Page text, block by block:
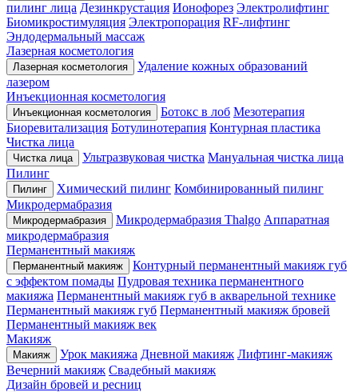
пилинг лица Дезинкрустация Ионофорез Электролифтинг
Биомикростимуляция Электропорация RF-лифтинг
Эндодермальный массаж
Лазерная косметология
Лазерная косметология
Удаление кожных образований
лазером
Инъекционная косметология
Инъекционная косметология Ботокс в лоб Мезотерапия
Биоревитализация Ботулинотерапия Контурная пластика
Чистка лица
Чистка лица Ультразвуковая чистка Мануальная чистка лица
Пилинг
Пилинг Химический пилинг Комбинированный пилинг
Микродермабразия
Микродермабразия Микродермабразия Thalgo Аппаратная
микродермабразия
Перманентный макияж
Перманентный макияж
Контурный перманентный макияж губ
с эффектом помады Пудровая техника перманентного
макияжа Перманентный макияж губ в акварельной технике
Перманентный макияж губ Перманентный макияж бровей
Перманентный макияж век
Макияж
Макияж Урок макияжа Дневной макияж Лифтинг-макияж
Вечерний макияж Свадебный макияж
Дизайн бровей и ресниц